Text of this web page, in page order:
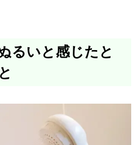
るいと感じたと